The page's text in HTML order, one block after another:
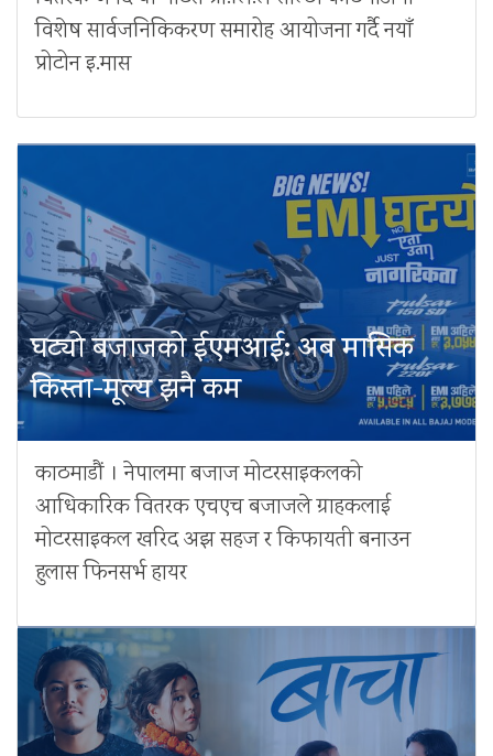
विशेष सार्वजनिकिकरण समारोह आयोजना गर्दै नयाँ
प्रोटोन इ.मास
घट्यो बजाजको ईएमआई: अब मासिक
किस्ता-मूल्य झनै कम
काठमाडौं । नेपालमा बजाज मोटरसाइकलको
आधिकारिक वितरक एचएच बजाजले ग्राहकलाई
मोटरसाइकल खरिद अझ सहज र किफायती बनाउन
हुलास फिनसर्भ हायर